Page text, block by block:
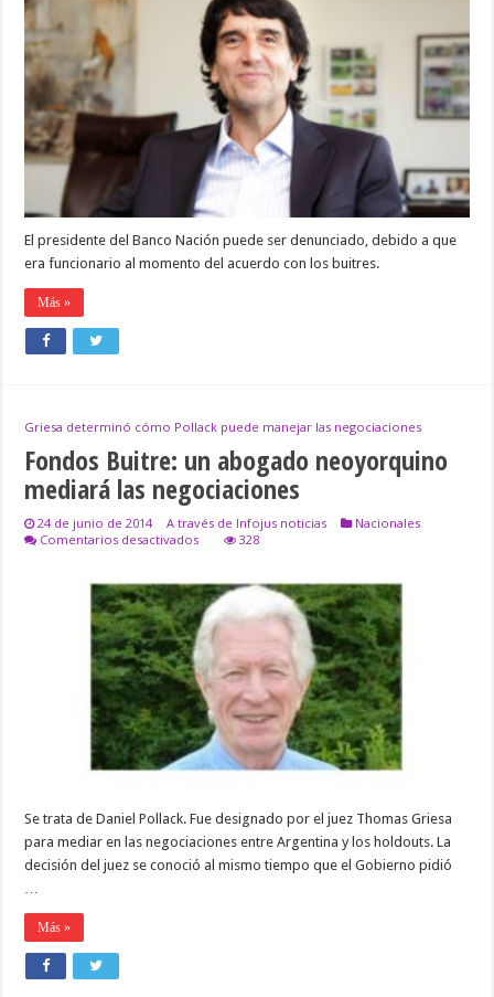
los
buitres,
Melconian
ganó
772.268
dólares
El presidente del Banco Nación puede ser denunciado, debido a que
era funcionario al momento del acuerdo con los buitres.
Más »
Griesa determinó cómo Pollack puede manejar las negociaciones
Fondos Buitre: un abogado neoyorquino
mediará las negociaciones
24 de junio de 2014 A través de Infojus noticias
Nacionales
Comentarios desactivadosen
un
abogado
neoyorquino
mediará
las
negociaciones
328
Se trata de Daniel Pollack. Fue designado por el juez Thomas Griesa
para mediar en las negociaciones entre Argentina y los holdouts. La
decisión del juez se conoció al mismo tiempo que el Gobierno pidió
Más »